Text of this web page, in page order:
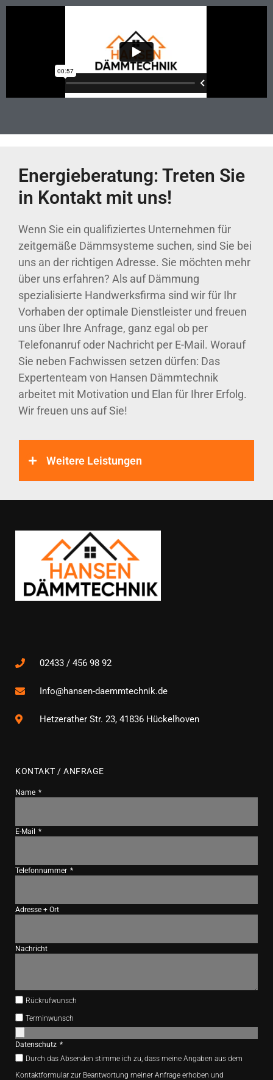
Energieberatung: Treten Sie
in Kontakt mit uns!
Wenn Sie ein qualifiziertes Unternehmen für
zeitgemäße Dämmsysteme suchen, sind Sie bei
uns an der richtigen Adresse. Sie möchten mehr
über uns erfahren? Als auf Dämmung
spezialisierte Handwerksfirma sind wir für Ihr
Vorhaben der optimale Dienstleister und freuen
uns über Ihre Anfrage, ganz egal ob per
Telefonanruf oder Nachricht per E-Mail. Worauf
Sie neben Fachwissen setzen dürfen: Das
Expertenteam von Hansen Dämmtechnik
arbeitet mit Motivation und Elan für Ihrer Erfolg.
Wir freuen uns auf Sie!
Weitere Leistungen
02433 / 456 98 92
Info@hansen-daemmtechnik.de
Hetzerather Str. 23, 41836 Hückelhoven
KONTAKT / ANFRAGE
Name
E-Mail
Telefonnummer
Adresse + Ort
Nachricht
Rückrufwunsch
Terminwunsch
Datenschutz
Durch das Absenden stimme ich zu, dass meine Angaben aus dem
Kontaktformular zur Beantwortung meiner Anfrage erhoben und